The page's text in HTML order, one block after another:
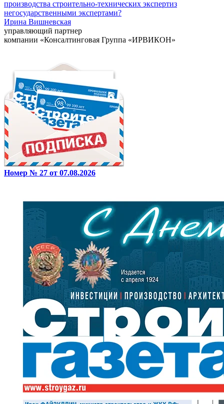
производства строительно-технических экспертиз
негосударственными экспертами?
Ирина Вишневская
управляющий партнер
компании «Консалтинговая Группа «ИРВИКОН»
Номер № 27 от 07.08.2026